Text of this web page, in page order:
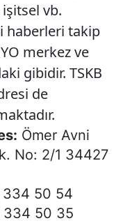
işitsel vb.
haberleri takip
merkez ve
gibidir. TSKB
de
Ömer Avni
No: 2/1 34427
334 50 54
334 50 35